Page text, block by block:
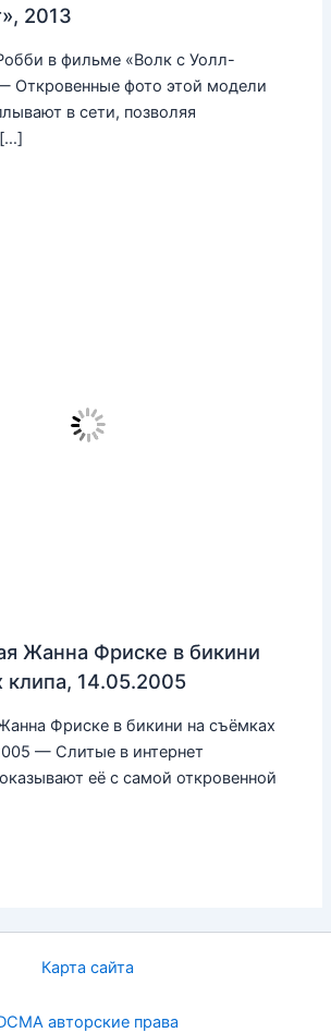
2013
в фильме «Волк с Уолл-
Откровенные фото этой модели
в сети, позволяя
Жанна Фриске в бикини
клипа, 14.05.2005
Фриске в бикини на съёмках
— Слитые в интернет
её с самой откровенной
Карта сайта
авторские права